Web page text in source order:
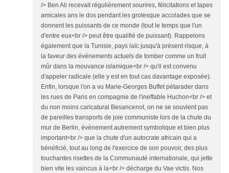
/> Ben Ali recevait régulièrement sourires, félicitations et tapes
amicales ans le dos pendant les grotesque accolades que se
donnent les puissants de ce monde (tout le temps que l'un
d'entre eux<br /> peut être qualifié de puissant). Rappelons
également que la Tunisie, pays laïc jusqu'à présent risque, à
la faveur des événements actuels de tomber comme un fruit
mûr dans la mouvance islamique<br /> qu'il est convenu
d'appeler radicale (elle y est en tout cas davantage exposée).
Enfin, lorsque l'on a vu Marie-Georges Buffet pétarader dans
les rues de Paris en compagnie de l'ineffable Huchon<br /> et
du non moins caricatural Besancenot, on ne se souvient pas
de pareilles transports de joie communiste lors de la chute du
mur de Berlin, événement autrement symbolique et bien plus
important<br /> que la chute d'un autocrate africain qui a
bénéficié, tout au long de l'exercice de son pouvoir, des plus
touchantes risettes de la Communauté internationale, qui jette
bien vite les vaincus à la<br /> décharge du Vae victis. Nos